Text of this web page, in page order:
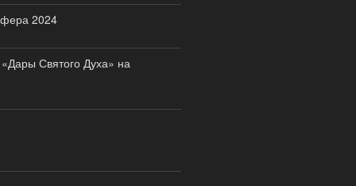
2024
Святого Духа» на